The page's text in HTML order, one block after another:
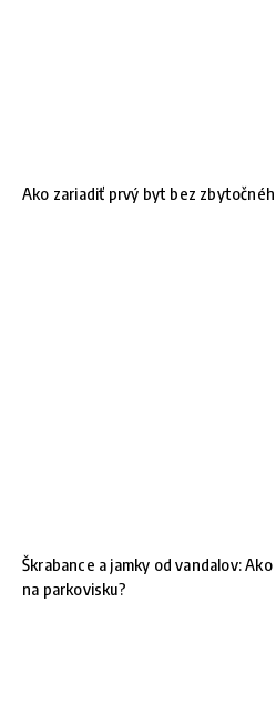
Ako zariadiť prvý byt bez
Škrabance a jamky od vandalov:
na parkovisku?